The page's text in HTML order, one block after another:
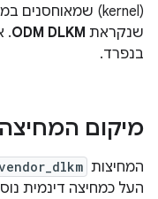
שנקראת ODM DLKM
.
בנפרד.
מיקום המחיצה
המחיצות
העל כמחיצה דינמית